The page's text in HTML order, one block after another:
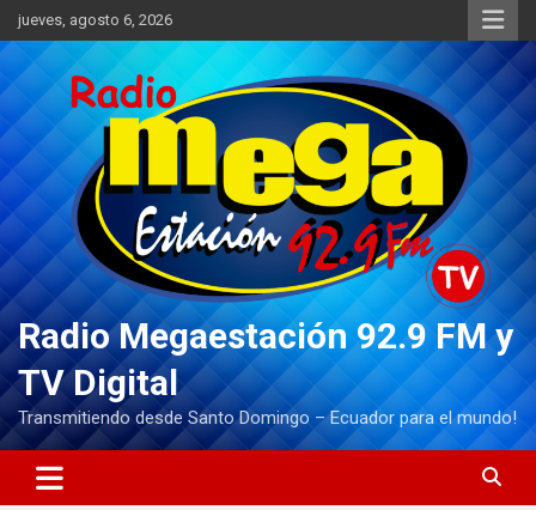
Saltar
al
contenido
jueves, agosto 6, 2026
Radio Megaestación 92.9 FM y
TV Digital
Transmitiendo desde Santo Domingo – Ecuador para el mundo!